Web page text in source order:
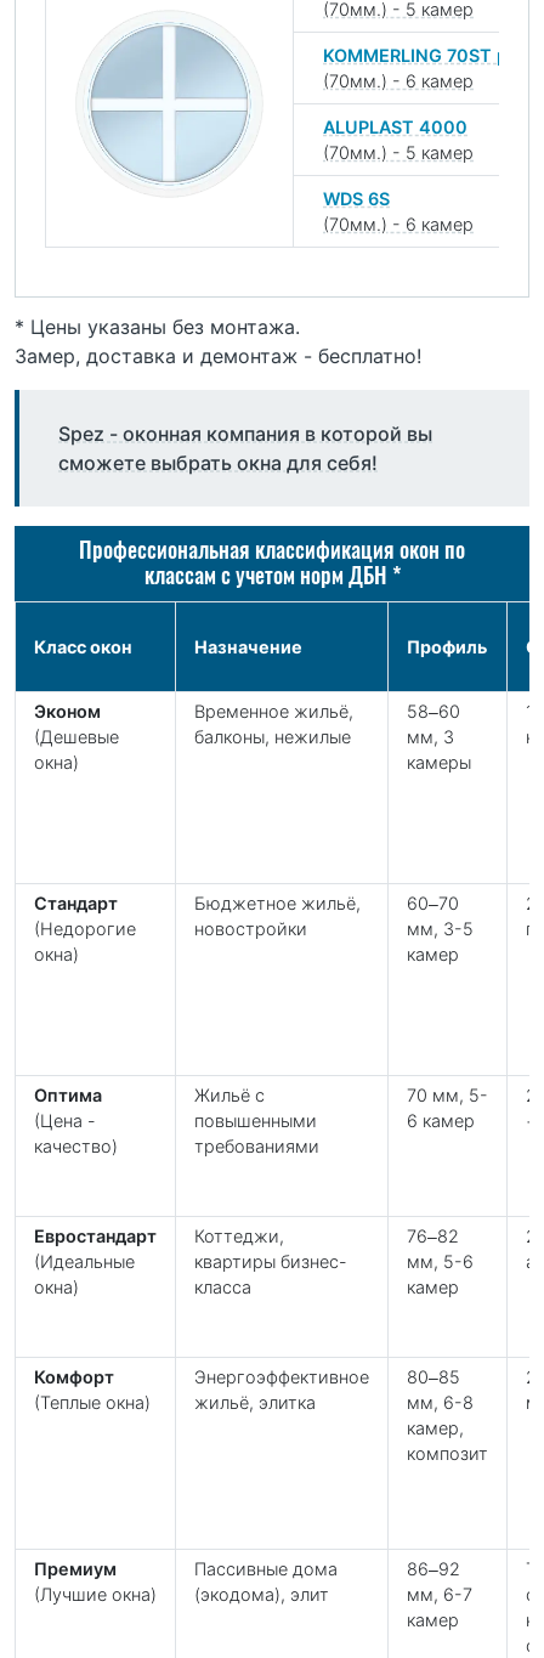
(70мм.) - 5 камер
KOMMERLING 70ST plus
(70мм.) - 6 камер
ALUPLAST 4000
(70мм.) - 5 камер
WDS 6S
(70мм.) - 6 камер
* Цены указаны без монтажа.
Замер, доставка и демонтаж - бесплатно!
Spez - оконная компания в которой вы
сможете выбрать окна для себя!
Профессиональная классификация окон по
классам с учетом норм ДБН *
Класс окон Назначение Профиль
Эконом
(Дешевые
окна)
Временное жильё,
балконы, нежилые
58–60
мм, 3
камеры
Стандарт
(Недорогие
окна)
Бюджетное жильё,
новостройки
60–70
мм, 3-5
камер
Оптима
(Цена -
качество)
Жильё с
повышенными
требованиями
70 мм, 5-
6 камер
2
+
Евростандарт
(Идеальные
окна)
Коттеджи,
квартиры бизнес-
класса
76–82
мм, 5-6
камер
2
Комфорт
(Теплые окна)
Энергоэффективное
жильё, элитка
80–85
мм, 6-8
камер,
композит
2
Премиум
(Лучшие окна)
Пасcивные дома
(экодома), элит
86–92
мм, 6-7
камер